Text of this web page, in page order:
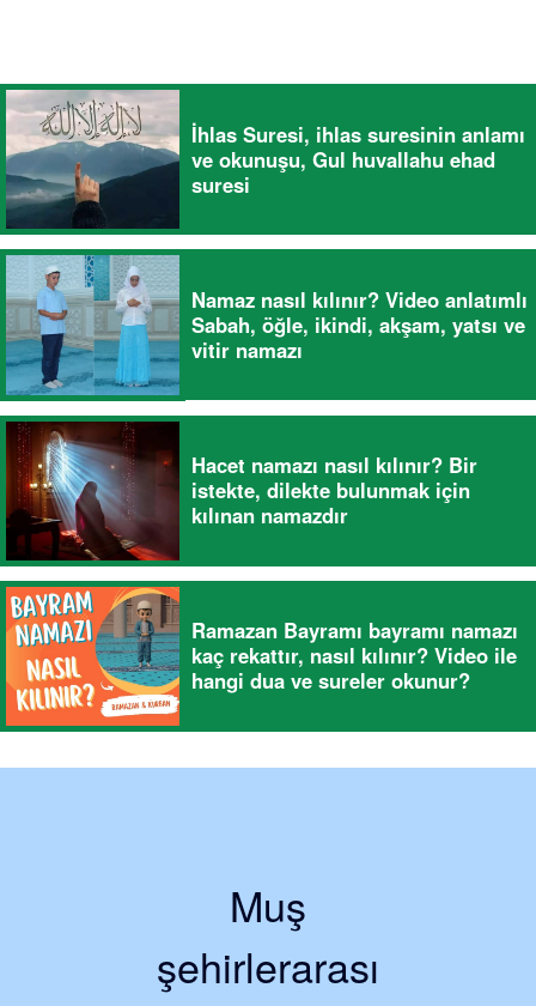
İhlas Suresi, ihlas suresinin anlamı
ve okunuşu, Gul huvallahu ehad
suresi
Namaz nasıl kılınır? Video anlatımlı
Sabah, öğle, ikindi, akşam, yatsı ve
vitir namazı
Hacet namazı nasıl kılınır? Bir
istekte, dilekte bulunmak için
kılınan namazdır
Ramazan Bayramı bayramı namazı
kaç rekattır, nasıl kılınır? Video ile
hangi dua ve sureler okunur?
Muş
şehirlerarası